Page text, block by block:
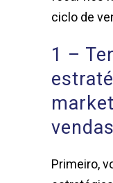
ciclo de
1 –
vendas
Primeiro,